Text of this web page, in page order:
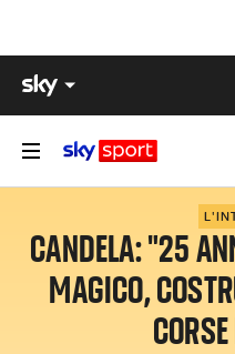
CANDELA: "25
MAGICO,